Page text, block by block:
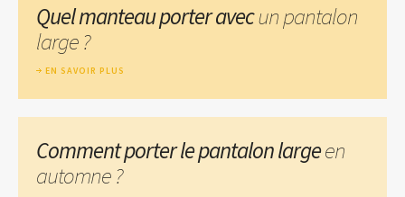
Quel manteau porter avecun pantalon
large ?
EN SAVOIR PLUS
Comment porter le pantalon largeen
automne ?